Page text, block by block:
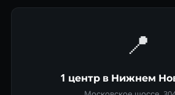
📍
1 центр в Нижнем